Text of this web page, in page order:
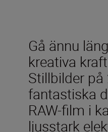
Gå ännu
kreativa
Stillbilder
fantastiska
RAW-film i
ljusstark